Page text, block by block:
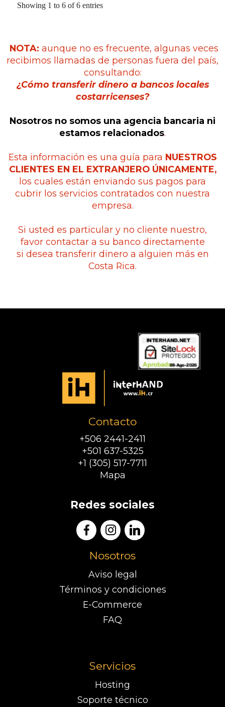
Showing 1 to 6 of 6 entries
NOTA: aunque no es frecuente, algunas veces
recibimos llamadas de personas fuera del país,
consultando:
¿Cómo transferir dinero a bancos locales
costarricenses?
Nosotros no somos una agencia bancaria ni
estamos relacionados.
Esta información es una guía para NUESTROS
CLIENTES EN EL EXTRANJERO ÚNICAMENTE,
los cuales están enviando sus pagos para
cubrir los servicios contratados con nuestra
empresa.
Si usted es particular y no cliente nuestro,
favor contactar a su banco directamente
si desea transferir dinero a alguien más en
Costa Rica.
Contacto
+506 2441-2411
+501 637-5325
+1 (305) 517-7711
Mapa
Redes sociales
Nosotros
Aviso legal
Términos y condiciones
E-Commerce
FAQ
Servicios
Hosting
Soporte técnico